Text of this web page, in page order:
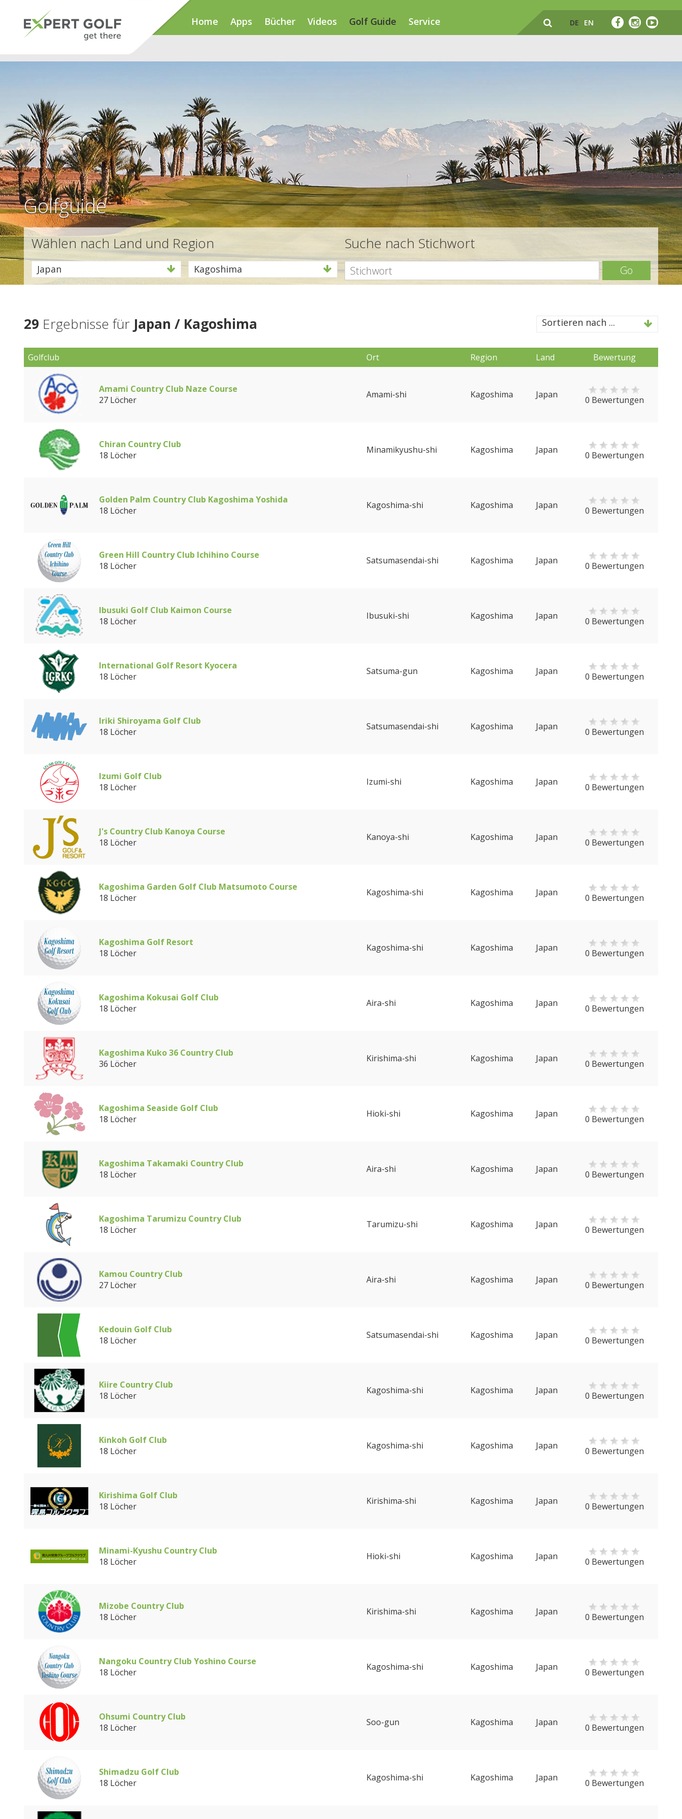
Home Apps Bücher Videos Golf Guide Service DE EN
Golfguide
Wählen nach Land und Region
Japan Kagoshima
Suche nach Stichwort
Go
29 Ergebnisse für Japan / Kagoshima Sortieren nach ...
Golfclub Ort Region Land Bewertung
Amami Country Club Naze Course
27 Löcher
Amami-shi Kagoshima Japan 0 Bewertungen
Chiran Country Club
18 Löcher
Minamikyushu-shi Kagoshima Japan 0 Bewertungen
Golden Palm Country Club Kagoshima Yoshida
18 Löcher
Kagoshima-shi Kagoshima Japan 0 Bewertungen
Green Hill Country Club Ichihino Course
18 Löcher
Satsumasendai-shi Kagoshima Japan 0 Bewertungen
Ibusuki Golf Club Kaimon Course
18 Löcher
Ibusuki-shi Kagoshima Japan 0 Bewertungen
International Golf Resort Kyocera
18 Löcher
Satsuma-gun Kagoshima Japan 0 Bewertungen
Iriki Shiroyama Golf Club
18 Löcher
Satsumasendai-shi Kagoshima Japan 0 Bewertungen
Izumi Golf Club
18 Löcher
Izumi-shi Kagoshima Japan 0 Bewertungen
J's Country Club Kanoya Course
18 Löcher
Kanoya-shi Kagoshima Japan 0 Bewertungen
Kagoshima Garden Golf Club Matsumoto Course
18 Löcher
Kagoshima-shi Kagoshima Japan 0 Bewertungen
Kagoshima Golf Resort
18 Löcher
Kagoshima-shi Kagoshima Japan 0 Bewertungen
Kagoshima Kokusai Golf Club
18 Löcher
Aira-shi Kagoshima Japan 0 Bewertungen
Kagoshima Kuko 36 Country Club
36 Löcher
Kirishima-shi Kagoshima Japan 0 Bewertungen
Kagoshima Seaside Golf Club
18 Löcher
Hioki-shi Kagoshima Japan 0 Bewertungen
Kagoshima Takamaki Country Club
18 Löcher
Aira-shi Kagoshima Japan 0 Bewertungen
Kagoshima Tarumizu Country Club
18 Löcher
Tarumizu-shi Kagoshima Japan 0 Bewertungen
Kamou Country Club
27 Löcher
Aira-shi Kagoshima Japan 0 Bewertungen
Kedouin Golf Club
18 Löcher
Satsumasendai-shi Kagoshima Japan 0 Bewertungen
Kiire Country Club
18 Löcher
Kagoshima-shi Kagoshima Japan 0 Bewertungen
Kinkoh Golf Club
18 Löcher
Kagoshima-shi Kagoshima Japan 0 Bewertungen
Kirishima Golf Club
18 Löcher
Kirishima-shi Kagoshima Japan 0 Bewertungen
Minami-Kyushu Country Club
18 Löcher
Hioki-shi Kagoshima Japan 0 Bewertungen
Mizobe Country Club
18 Löcher
Kirishima-shi Kagoshima Japan 0 Bewertungen
Nangoku Country Club Yoshino Course
18 Löcher
Kagoshima-shi Kagoshima Japan 0 Bewertungen
Ohsumi Country Club
18 Löcher
Soo-gun Kagoshima Japan 0 Bewertungen
Shimadzu Golf Club
18 Löcher
Kagoshima-shi Kagoshima Japan 0 Bewertungen